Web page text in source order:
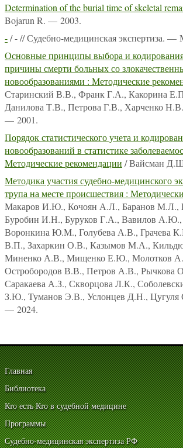
Determination of the burial time of skeletal
Bojarun R. — 2003.
-/ - // Судебно-медицинская экспертиза.
Основные принципы выбора и
причины смерти больных со
новообразованиями : Методические
Старинский В.В., Франк Г.А., Какорина
Данилова Т.В., Петрова Г.В., Харченко
— 2001.
Порядок статистического учета и
новообразований в статистике
Методические рекомендации / Вайсман
Методика участия судебно-медицинского
трупа на месте происшествия :
Макаров И.Ю., Кочоян А.Л., Баранов М.Л.,
Буробин И.Н., Буруков Г.А., Вавилов
Воронкина Ю.М., Голубева А.В., Грачева
В.П., Захаркин О.В., Казымов М.А.,
Миненко А.В., Мищенко Е.Ю., Молотков
Остробородов В.В., Петров А.В., Рычкова
Саракаева А.З., Скворцова Л.К.,
З.Ю., Туманов Э.В., Услонцев Д.Н., Цугуля
— 2024.
Главная
Библиотека
Кто есть Кто в судебной медицине
Программы
Судебно-медицинская экспертиза РФ